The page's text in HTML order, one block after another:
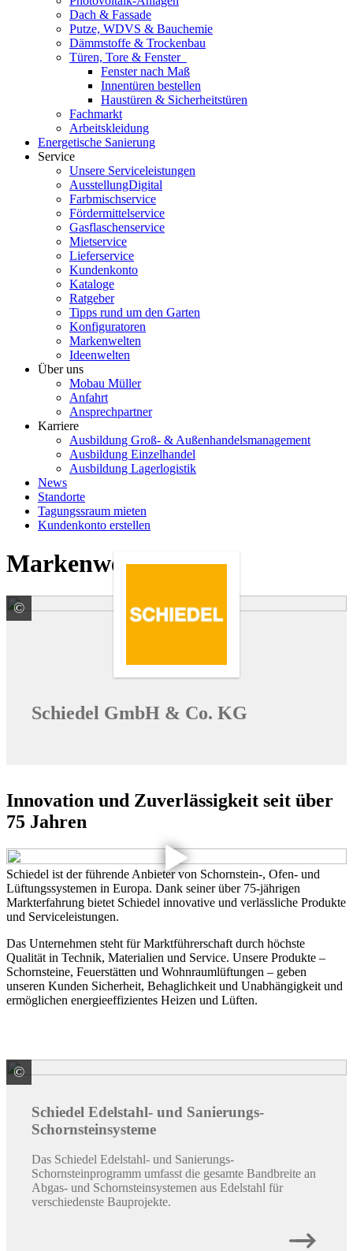
Dach & Fassade
Putze, WDVS & Bauchemie
Dämmstoffe & Trockenbau
Türen, Tore & Fenster
Fenster nach Maß
Innentüren bestellen
Haustüren & Sicherheitstüren
Fachmarkt
Arbeitskleidung
Energetische Sanierung
Service
Unsere Serviceleistungen
AusstellungDigital
Farbmischservice
Fördermittelservice
Gasflaschenservice
Mietservice
Lieferservice
Kundenkonto
Kataloge
Ratgeber
Tipps rund um den Garten
Konfiguratoren
Markenwelten
Ideenwelten
Über uns
Mobau Müller
Anfahrt
Ansprechpartner
Karriere
Ausbildung Groß- & Außenhandelsmanagement
Ausbildung Einzelhandel
Ausbildung Lagerlogistik
News
Standorte
Tagungssraum mieten
Kundenkonto erstellen
Markenwelten
© Schiedel GmbH & Co. KG
Schiedel GmbH & Co. KG
Innovation und Zuverlässigkeit seit über
75 Jahren
Schiedel ist der führende Anbieter von Schornstein-, Ofen- und
Lüftungssystemen in Europa. Dank seiner über 75-jährigen
Markterfahrung bietet Schiedel innovative und verlässliche Produkte
und Serviceleistungen.
Das Unternehmen steht für Marktführerschaft durch höchste
Qualität in Technik, Materialien und Service. Unsere Produkte –
Schornsteine, Feuerstätten und Wohnraumlüftungen – geben
unseren Kunden Sicherheit, Behaglichkeit und Unabhängigkeit und
ermöglichen energieeffizientes Heizen und Lüften.
© Schiedel GmbH & Co. KG
Schiedel Edelstahl- und Sanierungs-
Schornsteinsysteme
Das Schiedel Edelstahl- und Sanierungs-
Schornsteinprogramm umfasst die gesamte Bandbreite an
Abgas- und Schornsteinsystemen aus Edelstahl für
verschiedenste Bauprojekte.